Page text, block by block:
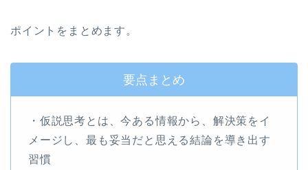
ポイントをまとめます。
要点まとめ
・仮説思考とは、今ある情報から、解決策をイ
メージし、最も妥当だと思える結論を導き出す
習慣